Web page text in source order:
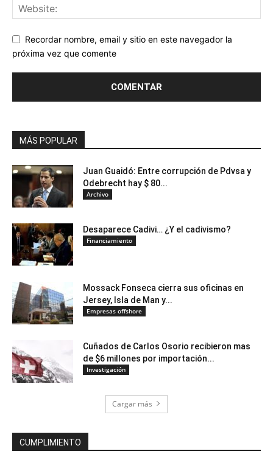
Recordar nombre, email y sitio en este navegador la
próxima vez que comente
MÁS POPULAR
Juan Guaidó: Entre corrupción de Pdvsa y
Odebrecht hay $ 80...
Archivo
Desaparece Cadivi… ¿Y el cadivismo?
Financiamiento
Mossack Fonseca cierra sus oficinas en
Jersey, Isla de Man y...
Empresas offshore
Cuñados de Carlos Osorio recibieron mas
de $6 millones por importación...
Investigación
Cargar más
CUMPLIMIENTO